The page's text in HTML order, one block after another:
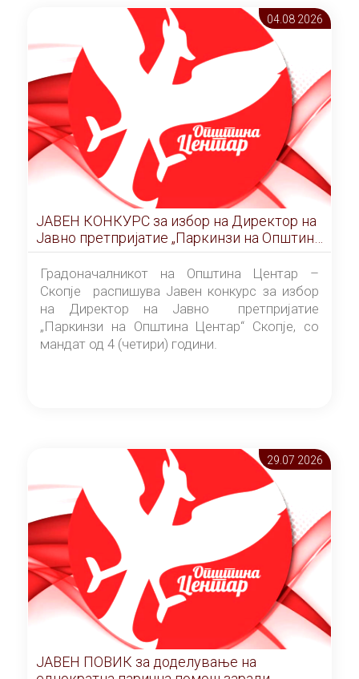
Скопје” број 9/2026), за времетраење од 3
(три) години од денот на потпишувањето на
Договорот за закуп со најповолниот
понудувач.
04.08 2026
ЈАВЕН КОНКУРС за избор на Директор на
Јавно претпријатие „Паркинзи на Општина
Центар“ – Скопје
Градоначалникот на Општина Центар –
Скопје распишува Јавен конкурс за избор
на Директор на Јавно претпријатие
„Паркинзи на Општина Центар“ Скопје, со
мандат од 4 (четири) години.
29.07 2026
ЈАВЕН ПОВИК за доделување на